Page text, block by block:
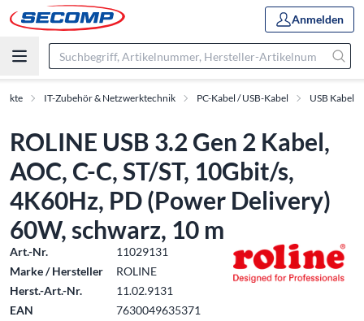
Anmelden
IT-Zubehör & Netzwerktechnik PC-Kabel / USB-Kabel USB Kabel
ROLINE USB 3.2 Gen 2 Kabel,
AOC, C-C, ST/ST, 10Gbit/s,
4K60Hz, PD (Power Delivery)
60W, schwarz, 10 m
Art.-Nr.
11029131
Marke / Hersteller
ROLINE
Herst.-Art.-Nr.
11.02.9131
EAN
7630049635371